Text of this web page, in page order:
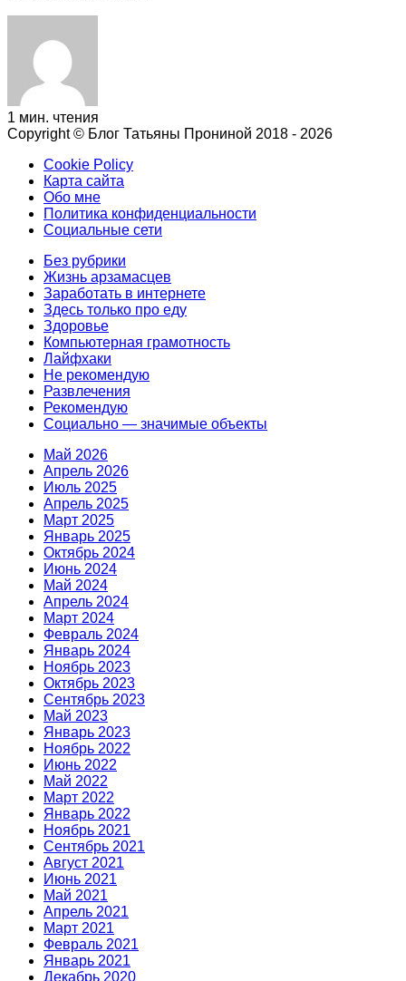
1 мин. чтения
Copyright © Блог Татьяны Прониной 2018 - 2026
Cookie Policy
Карта сайта
Обо мне
Политика конфиденциальности
Социальные сети
Без рубрики
Жизнь арзамасцев
Заработать в интернете
Здесь только про еду
Здоровье
Компьютерная грамотность
Лайфxаки
Не рекомендую
Развлечения
Рекомендую
Социально — значимые объекты
Май 2026
Апрель 2026
Июль 2025
Апрель 2025
Март 2025
Январь 2025
Октябрь 2024
Июнь 2024
Май 2024
Апрель 2024
Март 2024
Февраль 2024
Январь 2024
Ноябрь 2023
Октябрь 2023
Сентябрь 2023
Май 2023
Январь 2023
Ноябрь 2022
Июнь 2022
Май 2022
Март 2022
Январь 2022
Ноябрь 2021
Сентябрь 2021
Август 2021
Июнь 2021
Май 2021
Апрель 2021
Март 2021
Февраль 2021
Январь 2021
Декабрь 2020